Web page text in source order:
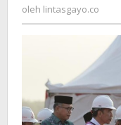
oleh lintasgayo.co